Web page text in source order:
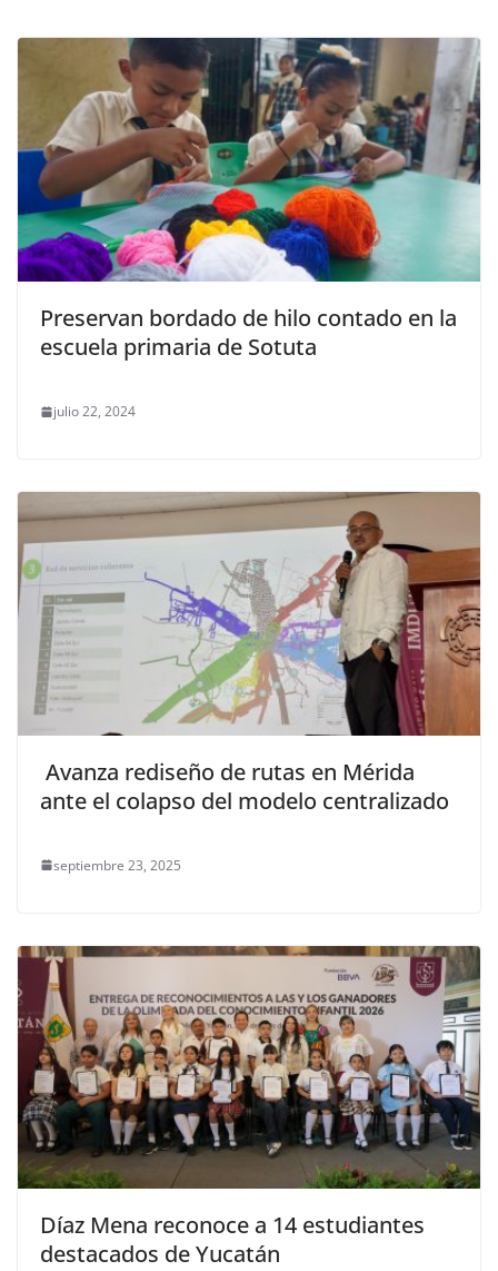
Preservan bordado de hilo contado en la
escuela primaria de Sotuta
julio 22, 2024
Avanza rediseño de rutas en Mérida
ante el colapso del modelo centralizado
septiembre 23, 2025
Díaz Mena reconoce a 14 estudiantes
destacados de Yucatán